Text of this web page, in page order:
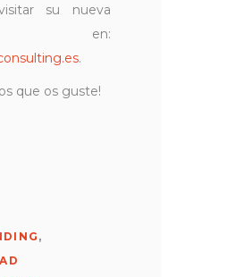
su nueva
en:
.
que os guste!
,